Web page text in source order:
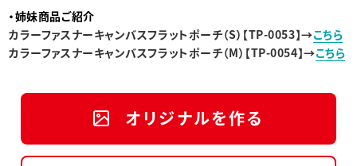
・姉妹商品ご紹介
カラーファスナーキャンバスフラットポーチ（S） 【TP-0053】→こちら
カラーファスナーキャンバスフラットポーチ（M） 【TP-0054】→こちら
オリジナルを作る